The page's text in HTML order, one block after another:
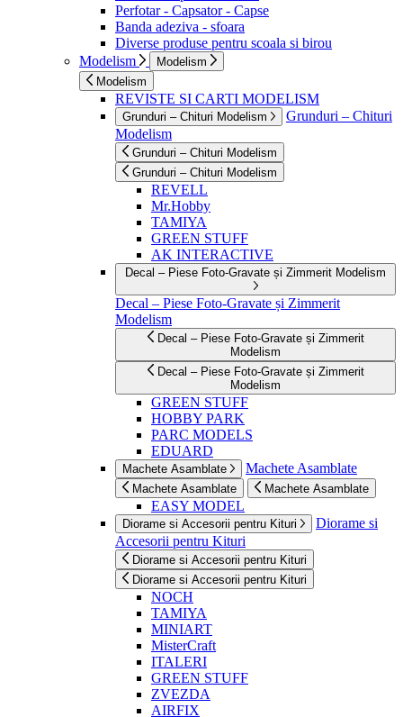
Perfotar - Capsator - Capse
Banda adeziva - sfoara
Diverse produse pentru scoala si birou
Modelism
Modelism
Modelism
REVISTE SI CARTI MODELISM
Grunduri – Chituri Modelism
Grunduri – Chituri
Modelism
Grunduri – Chituri Modelism
Grunduri – Chituri Modelism
REVELL
Mr.Hobby
TAMIYA
GREEN STUFF
AK INTERACTIVE
Decal – Piese Foto-Gravate și Zimmerit Modelism
Decal – Piese Foto-Gravate și Zimmerit
Modelism
Decal – Piese Foto-Gravate și Zimmerit
Modelism
Decal – Piese Foto-Gravate și Zimmerit
Modelism
GREEN STUFF
HOBBY PARK
PARC MODELS
EDUARD
Machete Asamblate Machete Asamblate
Machete Asamblate Machete Asamblate
EASY MODEL
Diorame si Accesorii pentru Kituri
Diorame si
Accesorii pentru Kituri
Diorame si Accesorii pentru Kituri
Diorame si Accesorii pentru Kituri
NOCH
TAMIYA
MINIART
MisterCraft
ITALERI
GREEN STUFF
ZVEZDA
AIRFIX